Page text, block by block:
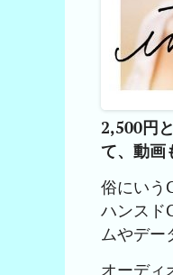
2,500円
て、動画
俗にいう
ハンスド
ムやデー
オーディ